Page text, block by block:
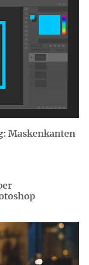
Maskenkanten